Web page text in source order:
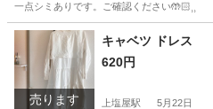
一点シミありです。ご確認ください🤲🏻⸒⸒
鹿児島 鹿児島市 上塩屋駅
売ります
キャベツ ドレス
620円
上塩屋駅 5月22日